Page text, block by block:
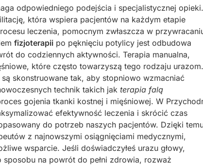
odpowiedniego podejścia i specjalistycznej opieki.
która wspiera pacjentów na każdym etapie
leczenia, pomocnym zwłaszcza w
fizjoterapii po pęknięciu potylicy jest odbudowa
do codziennych aktywności. Terapia manualna,
które często towarzyszą tego rodzaju urazom.
skonstruowane tak, aby stopniowo wzmacniać
technik takich jak terapia falą
gojenia tkanki kostnej i mięśniowej. W
efektywność leczenia i skrócić czas
do potrzeb naszych pacjentów. Dzięki
z najnowszymi osiągnięciami medycznymi,
wsparcie. Jeśli doświadczyłeś urazu głowy,
na powrót do pełni zdrowia, rozważ